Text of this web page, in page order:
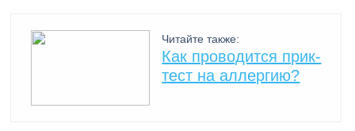
Читайте также:
Как проводится прик-
тест на аллергию?